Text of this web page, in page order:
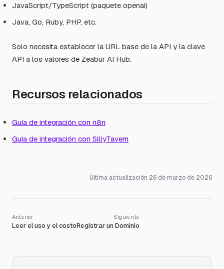
JavaScript/TypeScript (paquete openai)
Java, Go, Ruby, PHP, etc.
Solo necesita establecer la URL base de la API y la clave
API a los valores de Zeabur AI Hub.
Recursos relacionados
Guía de integración con n8n
Guía de integración con SillyTavern
Última actualización 26 de marzo de 2026
Leer el uso y el costoRegistrar un Dominio